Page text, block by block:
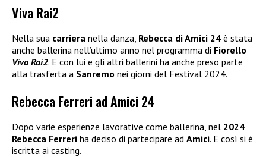
Viva Rai2
Nella sua carriera nella danza, Rebecca di Amici 24è stata
anche ballerina nell’ultimo anno nel programma di Fiorello
Viva Rai2. E con lui e gli altri ballerini ha anche preso parte
alla trasferta a Sanremo nei giorni del Festival 2024.
Rebecca Ferreri ad Amici 24
Dopo varie esperienze lavorative come ballerina, nel 2024
Rebecca Ferreri ha deciso di partecipare ad Amici. E così si è
iscritta ai casting.